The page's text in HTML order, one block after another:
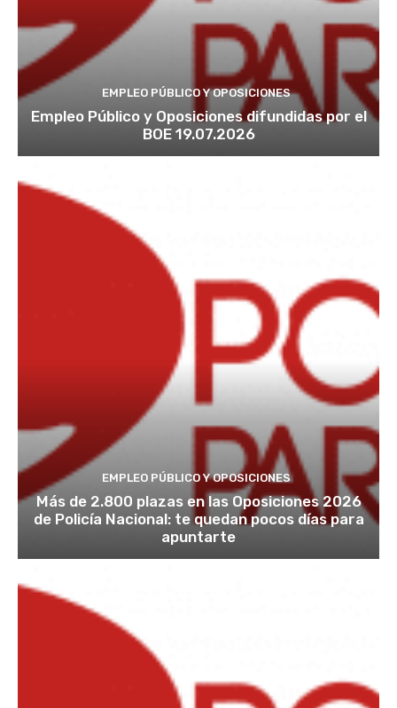
EMPLEO PÚBLICO Y OPOSICIONES
Empleo Público y Oposiciones difundidas por el
BOE 19.07.2026
EMPLEO PÚBLICO Y OPOSICIONES
Más de 2.800 plazas en las Oposiciones 2026
de Policía Nacional: te quedan pocos días para
apuntarte